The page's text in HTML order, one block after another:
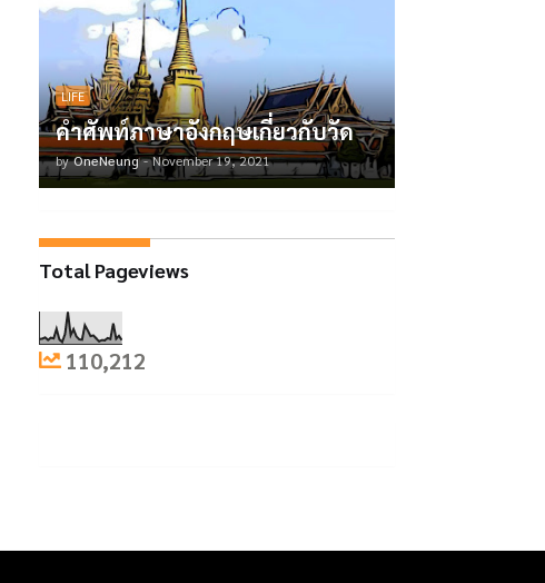
LIFE
คำศัพท์ภาษาอังกฤษเกี่ยวกับวัด
by OneNeung - November 19, 2021
Total Pageviews
110,212